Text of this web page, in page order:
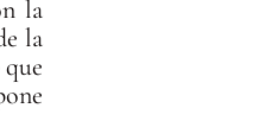
la
la
que